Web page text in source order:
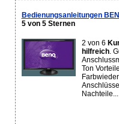
Bedienungsanleitungen
5 von 5 Sternen
2 von 6
hilfreich.
Ton
Nachteile...